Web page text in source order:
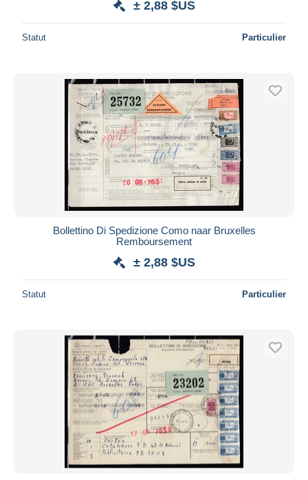
± 2,88 $US
Statut Particulier
Bollettino Di Spedizione Como naar Bruxelles
Remboursement
± 2,88 $US
Statut Particulier